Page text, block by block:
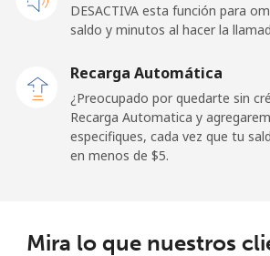
Premium ⁦58.9c⁩
16
United States
All country ⁦1.5c⁩
665
DESACTIVA esta función para
saldo y minutos al hacer la
Recarga Automática
¿Preocupado por quedarte sin
Recarga Automatica y
especifiques, cada vez que tu
en menos de ⁦$5⁩.
Mira lo que nuestros